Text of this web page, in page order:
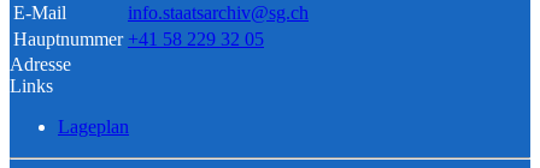
E-Mail
info.staatsarchiv@sg.ch
Hauptnummer +41 58 229 32 05
Adresse
Links
Lageplan